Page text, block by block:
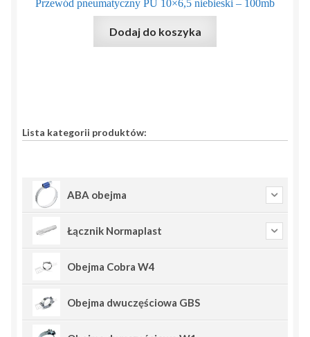
Przewód pneumatyczny PU 10×6,5 niebieski – 100mb
Dodaj do koszyka
Lista kategorii produktów:
ABA obejma
Łącznik Normaplast
Obejma Cobra W4
Obejma dwuczęściowa GBS